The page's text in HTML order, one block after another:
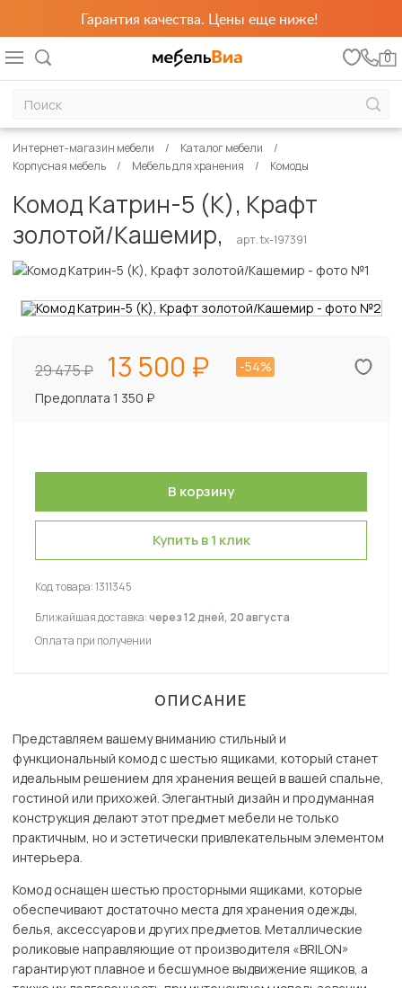
Гарантия качества. Цены еще ниже!
0
Интернет-магазин мебели
Каталог мебели
Корпусная мебель
Мебель для хранения Комоды
Комод Катрин-5 (К), Крафт
золотой/Кашемир,
арт. tx-197391
29 475 13 500
-54%
Предоплата 1 350 ₽
Купить в 1 клик
Код товара:1311345
Ближайшая доставка:через 12 дней, 20 августа
Оплата при получении
ОПИСАНИЕ
Представляем вашему вниманию стильный и
функциональный комод с шестью ящиками, который станет
идеальным решением для хранения вещей в вашей спальне,
гостиной или прихожей. Элегантный дизайн и продуманная
конструкция делают этот предмет мебели не только
практичным, но и эстетически привлекательным элементом
интерьера.
Комод оснащен шестью просторными ящиками, которые
обеспечивают достаточно места для хранения одежды,
белья, аксессуаров и других предметов. Металлические
роликовые направляющие от производителя «BRILON»
гарантируют плавное и бесшумное выдвижение ящиков, а